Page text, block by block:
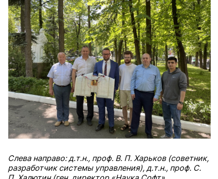
Слева направо: д.т.н., проф. В. П. Харьков (советник,
разработчик системы управления), д.т.н., проф. С.